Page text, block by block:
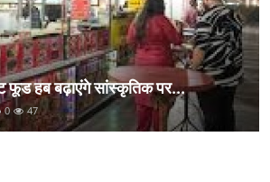
फूड हब बढ़ाएंगे सांस्कृतिक पर...
0 47